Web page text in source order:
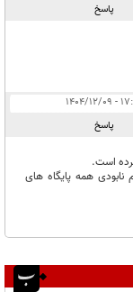
پاسخ
۱۲/۰۹
پاسخ
است.
نابودی همه پایگاه های